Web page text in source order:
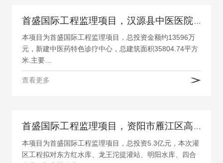
首盛国际工程监理项目，汉源县中医医院中医药特色诊疗中心建设项目
本项目为首盛国际工程监理项目，总投资金额约13596万
元，新建中医药特色诊疗中心，总建筑面积35804.74平方
米.主要…
查看更多
首盛国际工程监理项目，资阳市雁江区高标准农田建设(一期)项目-雁江区2023年2024年财政转移支付农田建设项目
本项目为首盛国际工程监理项目，总投资5.3亿元，本次灌
区工程拟对东方红水库、龙王沱提灌站、明阳水库、四合